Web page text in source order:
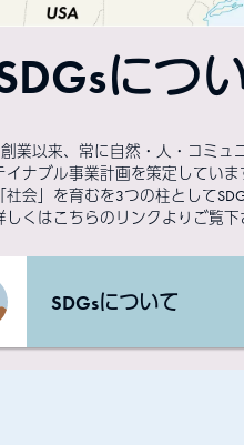
につ
創業以来、常に自然・人・コミュ
イナブル事業計画を策定していま
社会」を育むを3つの柱として
しくはこちらのリンクよりご覧下
SDGsについて